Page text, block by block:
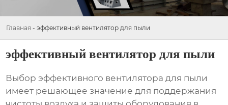
Главная - эффективный вентилятор для пыли
эффективный вентилятор для пыли
Выборэффективного вентилятора для пыли
имеет решающее значение для поддержания